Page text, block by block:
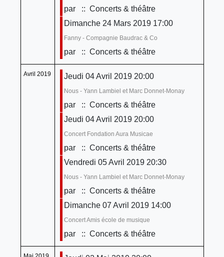
par
:: Concerts & théâtre
Dimanche 24 Mars 2019 17:00
Fanny - Compagnie Baudrac & Co
par :: Concerts & théâtre
Avril 2019 Jeudi 04 Avril 2019 20:00
Nous - Yann Lambiel et Marc Donnet-Monay
par
:: Concerts & théâtre
Jeudi 04 Avril 2019 20:00
Concert Fondation Aura Musicae
par
:: Concerts & théâtre
Vendredi 05 Avril 2019 20:30
Nous - Yann Lambiel et Marc Donnet-Monay
par
:: Concerts & théâtre
Dimanche 07 Avril 2019 14:00
Concert Amis école de musique
par :: Concerts & théâtre